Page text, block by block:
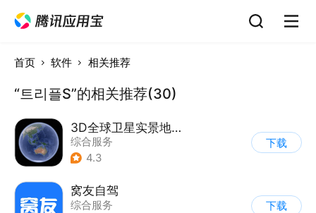
首页 软件 相关推荐
“트리플S”的相关推荐(30)
3D全球卫星实景地图
综合服务
4.3
下载
窝友自驾
综合服务
下载